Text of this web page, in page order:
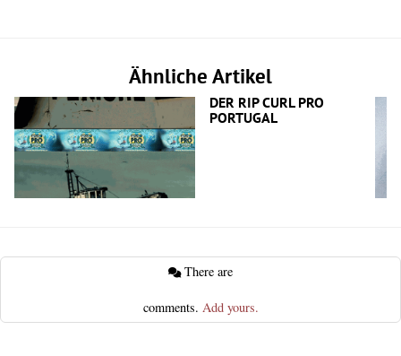
Ähnliche Artikel
DER RIP CURL PRO
PORTUGAL
comments. Add yours.